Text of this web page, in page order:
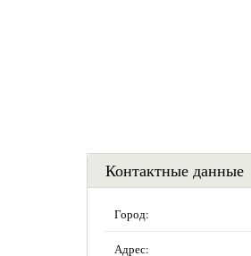
Контактные данные
Город:
Адрес: